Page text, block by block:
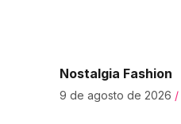
Nostalgia Fashion
9 de agosto de 2026